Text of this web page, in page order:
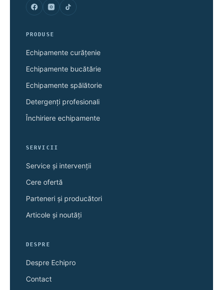
PRODUSE
Echipamente curățenie
Echipamente bucătărie
Echipamente spălătorie
Detergenți profesionali
Închiriere echipamente
SERVICII
Service și intervenții
Cere ofertă
Parteneri și producători
Articole și noutăți
DESPRE
Despre Echipro
Contact